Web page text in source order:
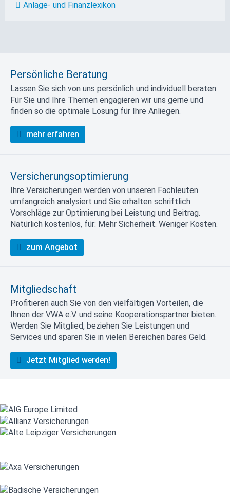
Anlage- und Finanzlexikon
Persönliche Beratung
Lassen Sie sich von uns persönlich und individuell beraten.
Für Sie und Ihre Themen engagieren wir uns gerne und
finden so die optimale Lösung für Ihre Anliegen.
mehr erfahren
Versicherungsoptimierung
Ihre Versicherungen werden von unseren Fachleuten
umfangreich analysiert und Sie erhalten schriftlich
Vorschläge zur Optimierung bei Leistung und Beitrag.
Natürlich kostenlos, für: Mehr Sicherheit. Weniger Kosten.
zum Angebot
Mitgliedschaft
Profitieren auch Sie von den vielfältigen Vorteilen, die
Ihnen der VWA e.V. und seine Kooperationspartner bieten.
Werden Sie Mitglied, beziehen Sie Leistungen und
Services und sparen Sie in vielen Bereichen bares Geld.
Jetzt Mitglied werden!